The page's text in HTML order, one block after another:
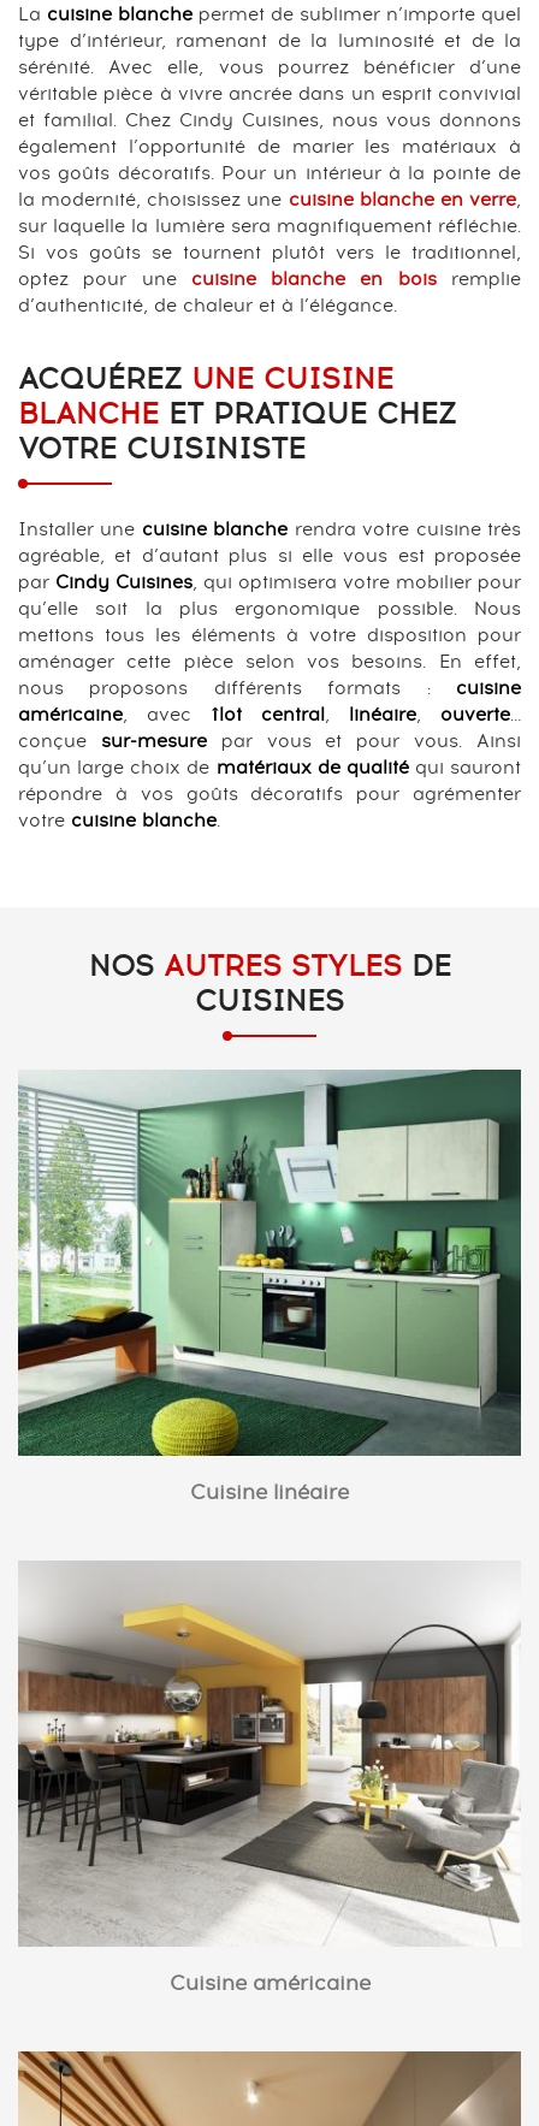
La cuisine blanche permet de sublimer n’importe quel
type d’intérieur, ramenant de la luminosité et de la
sérénité. Avec elle, vous pourrez bénéficier d’une
véritable pièce à vivre ancrée dans un esprit convivial
et familial. Chez Cindy Cuisines, nous vous donnons
également l’opportunité de marier les matériaux à
vos goûts décoratifs. Pour un intérieur à la pointe de
la modernité, choisissez une cuisine blanche en verre,
sur laquelle la lumière sera magnifiquement réfléchie.
Si vos goûts se tournent plutôt vers le traditionnel,
optez pour une cuisine blanche en boisremplie
d’authenticité, de chaleur et à l’élégance.
ACQUÉREZ UNE CUISINE
BLANCHE ET PRATIQUE CHEZ
VOTRE CUISINISTE
Installer une cuisine blanche rendra votre cuisine très
agréable, et d’autant plus si elle vous est proposée
par Cindy Cuisines, qui optimisera votre mobilier pour
qu’elle soit la plus ergonomique possible. Nous
mettons tous les éléments à votre disposition pour
aménager cette pièce selon vos besoins. En effet,
nous proposons différents formats : cuisine
américaine, avec îlot central, linéaire, ouverte…
conçue sur-mesurepar vous et pour vous. Ainsi
qu’un large choix de matériaux de qualitéqui sauront
répondre à vos goûts décoratifs pour agrémenter
votre cuisine blanche.
NOS AUTRES STYLES DE
CUISINES
Cuisine linéaire
Cuisine américaine